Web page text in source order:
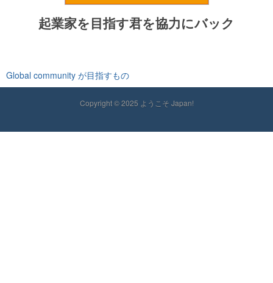
起業家を目指す君を協力にバック
Global community が目指すもの
Copyright © 2025 ようこそ Japan!